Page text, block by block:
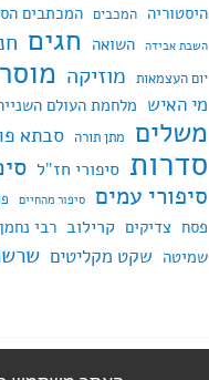
היסטוריה המכבים המכתבים
השבת אבידה השואה חגים
יום העצמאות מוזיקה
מי האיש מלחמת העולם
משלים מתן תורה סבתא
סדרות סיפורי חז"ל
סיפורי עמים
סיפור מהחיים
פסח צדיקים קרילוב רבי נחמן
שמיטה שקט מקליטים